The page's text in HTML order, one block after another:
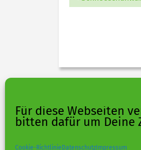
Für diese Webseiten
bitten dafür um Deine
Cookie-Richtlinie Datenschutz Impressum